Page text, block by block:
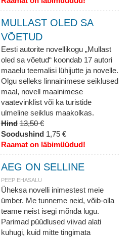
MULLAST OLED SA
VÕETUD
Eesti autorite novellikogu „Mullast
oled sa võetud“ koondab 17 autori
maaelu teemalisi lühijutte ja novelle.
Olgu selleks linnainimese seiklused
maal, novell maainimese
vaatevinklist või ka turistide
ulmeline seiklus maakolkas.
Hind 13,50 €
Soodushind 1,75 €
Raamat on läbimüüdud!
AEG ON SELLINE
PEEP EHASALU
Üheksa novelli inimestest meie
ümber. Me tunneme neid, võib-olla
teame neist isegi mõnda lugu.
Parimad püüdlused viivad alati
kuhugi, kuid mitte tingimata